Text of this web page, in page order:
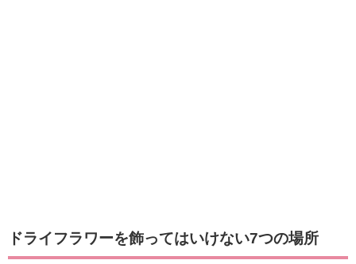
ドライフラワーを飾ってはいけない7つの場所